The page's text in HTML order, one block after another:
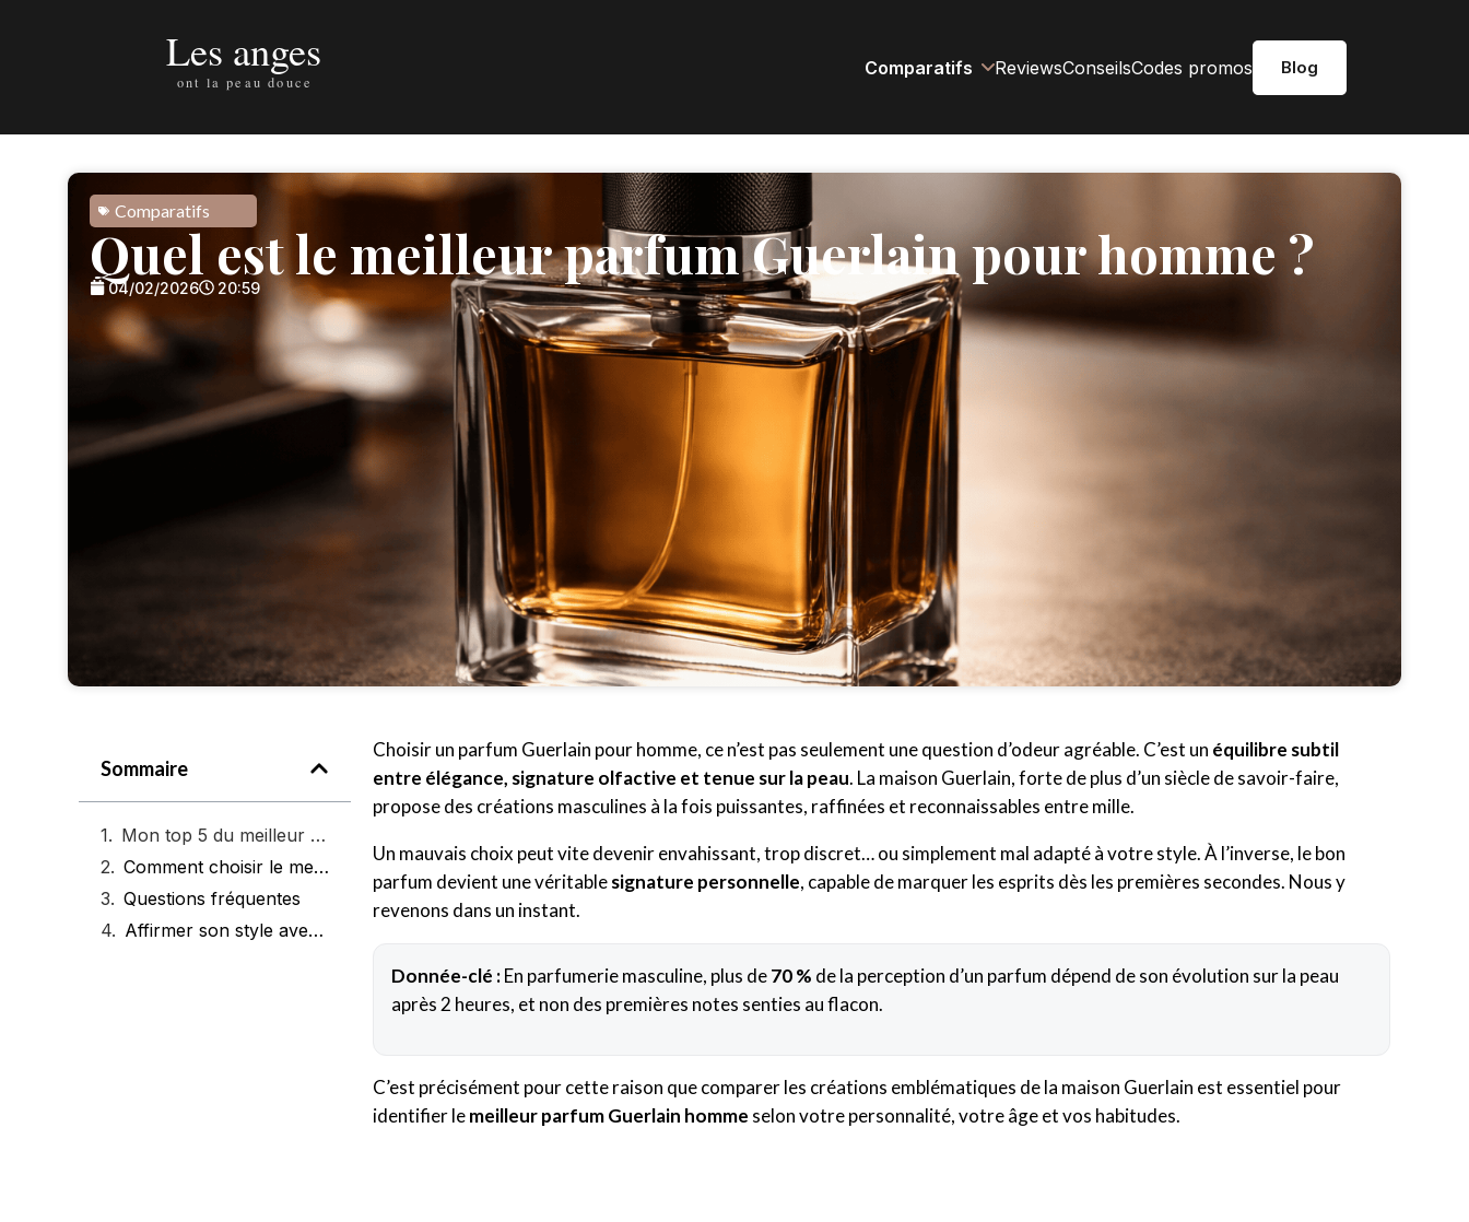
Comparatifs ReviewsConseilsCodes promos Blog
Comparatifs
Quel est le meilleur parfum Guerlain pour homme ?
04/02/2026 20:59
Sommaire
Mon top 5 du meilleur parfum Guerlain pour homme
Comment choisir le meilleur parfum Guerlain pour homme
Questions fréquentes
Affirmer son style avec un parfum Guerlain
Choisir un parfum Guerlain pour homme, ce n’est pas seulement une question d’odeur agréable. C’est un équilibre subtil
entre élégance, signature olfactive et tenue sur la peau. La maison Guerlain, forte de plus d’un siècle de savoir-faire,
propose des créations masculines à la fois puissantes, raffinées et reconnaissables entre mille.
Un mauvais choix peut vite devenir envahissant, trop discret… ou simplement mal adapté à votre style. À l’inverse, le bon
parfum devient une véritablesignature personnelle, capable de marquer les esprits dès les premières secondes. Nous y
revenons dans un instant.
Donnée-clé :En parfumerie masculine, plus de70 % de la perception d’un parfum dépend de son évolution sur la peau
après 2 heures, et non des premières notes senties au flacon.
C’est précisément pour cette raison que comparer les créations emblématiques de la maison Guerlain est essentiel pour
identifier lemeilleur parfum Guerlain homme selon votre personnalité, votre âge et vos habitudes.